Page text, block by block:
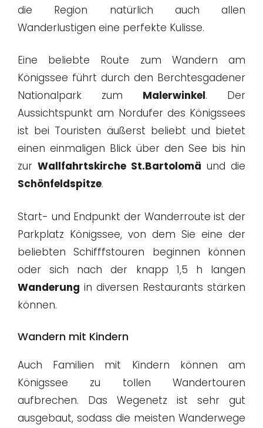
die Region natürlich auch allen
Wanderlustigen eine perfekte Kulisse.
Eine beliebte Route zum Wandern am
Königssee führt durch den Berchtesgadener
Nationalpark zum Malerwinkel. Der
Aussichtspunkt am Nordufer des Königssees
ist bei Touristen äußerst beliebt und bietet
einen einmaligen Blick über den See bis hin
zur Wallfahrtskirche St.Bartolomä und die
Schönfeldspitze.
Start- und Endpunkt der Wanderroute ist der
Parkplatz Königssee, von dem Sie eine der
beliebten Schifffstouren beginnen können
oder sich nach der knapp 1,5 h langen
Wanderung in diversen Restaurants stärken
können.
Wandern mit Kindern
Auch Familien mit Kindern können am
Königssee zu tollen Wandertouren
aufbrechen. Das Wegenetz ist sehr gut
ausgebaut, sodass die meisten Wanderwege